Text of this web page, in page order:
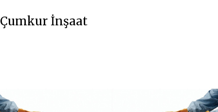
Çumkur İnşaat